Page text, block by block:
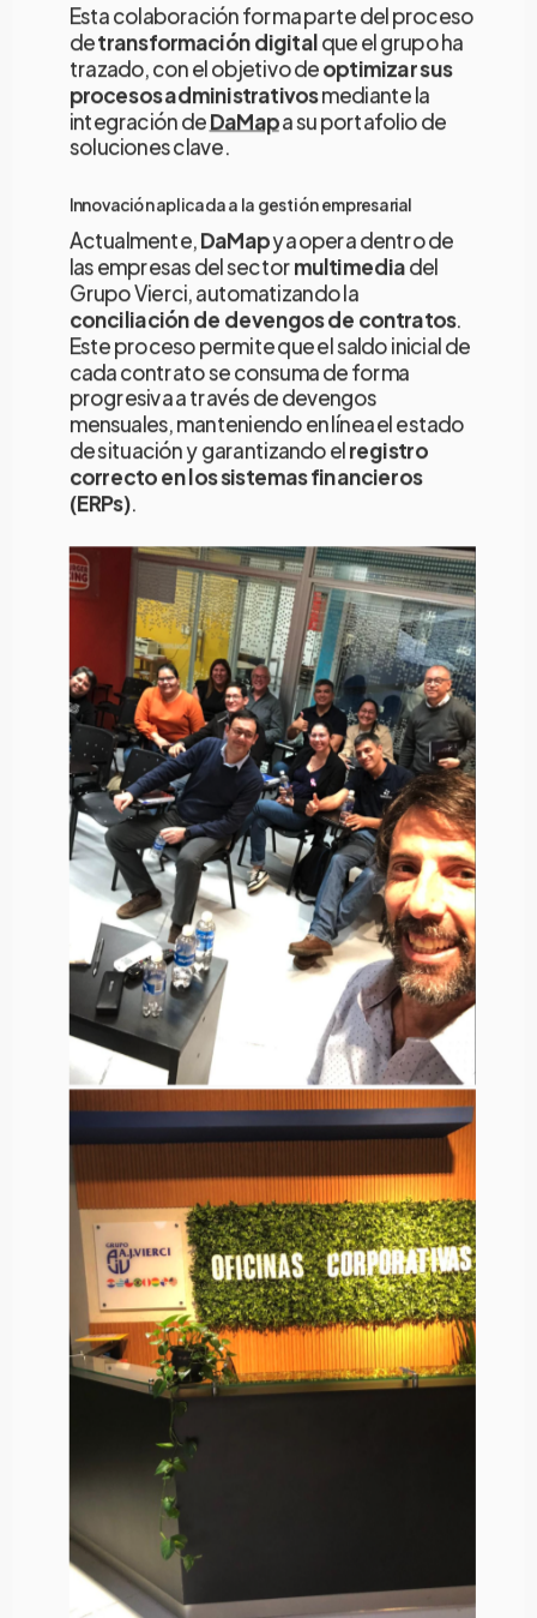
Esta colaboración forma parte del proceso
detransformación digitalque el grupo ha
trazado, con el objetivo deoptimizar sus
procesos administrativosmediante la
integración deDaMapa su portafolio de
soluciones clave.
Innovación aplicada a la gestión empresarial
Actualmente,DaMapya opera dentro de
las empresas del sectormultimediadel
Grupo Vierci, automatizando la
conciliación de devengos de contratos.
Este proceso permite que el saldo inicial de
cada contrato se consuma de forma
progresiva a través de devengos
mensuales, manteniendo en línea el estado
de situación y garantizando elregistro
correcto en los sistemas financieros
(ERPs)